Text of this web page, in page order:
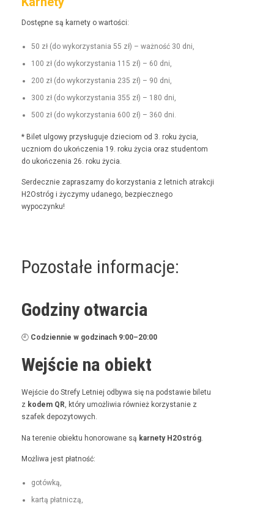
Dostęp­ne są kar­ne­ty o wartości:
50 zł (do wyko­rzys­ta­nia 55 zł) – ważność 30 dni,
100 zł (do wyko­rzys­ta­nia 115 zł) – 60 dni,
200 zł (do wyko­rzys­ta­nia 235 zł) – 90 dni,
300 zł (do wyko­rzys­ta­nia 355 zł) – 180 dni,
500 zł (do wyko­rzys­ta­nia 600 zł) – 360 dni.
* Bilet ulgo­wy przysługu­je dzieciom od 3. roku życia,
uczniom do ukończenia 19. roku życia oraz stu­den­tom
do ukończenia 26. roku życia.
Serdecznie zaprasza­my do korzys­ta­nia z let­nich atrakcji
H2Ostróg i życzymy udanego, bez­piecznego
wypoczynku!
Pozostałe informacje:
Godziny otwarcia
🕘 Codzi­en­nie w godz­i­nach 9:00–20:00
Wejście na obiekt
Wejś­cie do Stre­fy Let­niej odby­wa się na pod­staw­ie bile­tu
z kodem QR, który umożli­wia również korzys­tanie z
szafek depozytowych.
Na tere­nie obiek­tu hon­orowane są kar­ne­ty H2Ostróg
Możli­wa jest płatność:
gotówką,
kartą płat­niczą,